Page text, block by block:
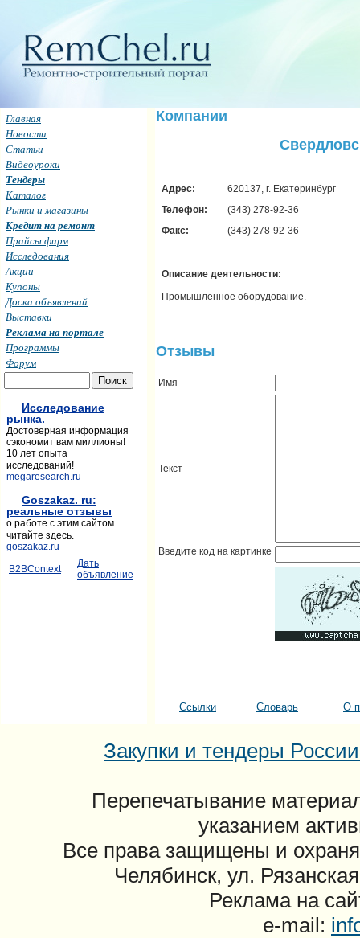
Компании
Адрес:
620137, г. Екатеринбург
Телефон:
(343) 278-92-36
Факс:
(343) 278-92-36
Описание деятельности:
Промышленное оборудование.
Отзывы
Имя
Текст
Введите код на картинке
Ссылки Словарь О
Главная
Новости
Статьи
Видеоуроки
Тендеры
Каталог
Рынки и магазины
Кредит на ремонт
Прайсы фирм
Исследования
Акции
Купоны
Доска объявлений
Выставки
Реклама на портале
Программы
Форум
Исследование
рынка.
Достоверная информация
сэкономит вам миллионы!
10 лет опыта
исследований!
megaresearch.ru
Goszakaz. ru:
реальные отзывы
о работе с этим сайтом
читайте здесь.
goszakaz.ru
B2BContext
Дать
объявление
Закупки и тендеры
Перепечатывание
указанием
Все права защищены и
Челябинск, ул.
Реклама на
e-mail: